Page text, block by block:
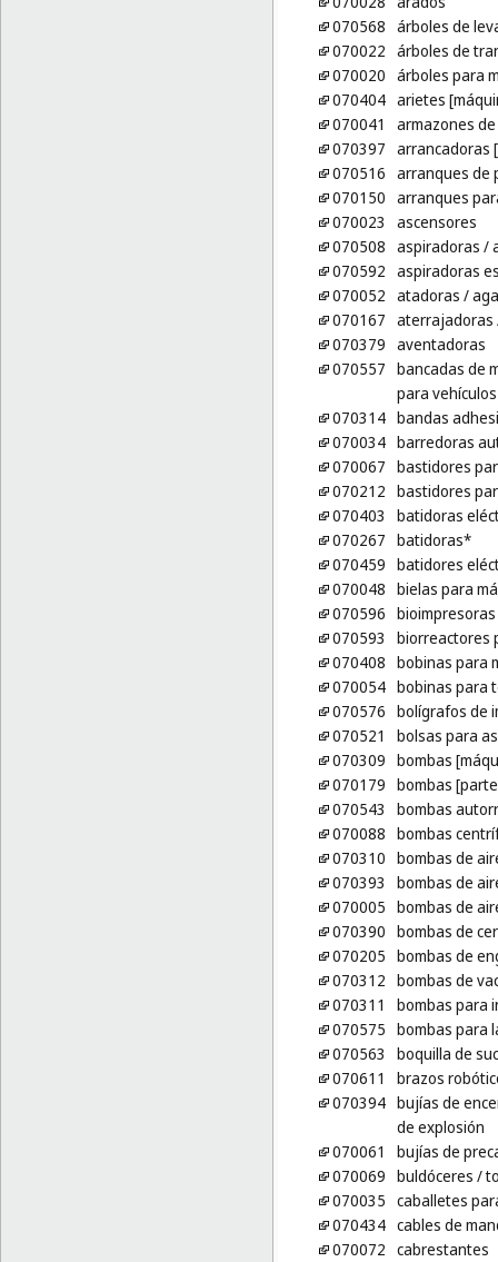
070568 árboles de
070022 árboles de
070020 árboles para
070404 arietes
070041
armazones
070397 arrancadoras
070516 arranques de
070150 arranques
070023
ascensores
070508 aspiradoras /
070592 aspiradoras
070052 atadoras /
070167 aterrajadoras
070379 aventadoras
070557 bancadas de
para
070314 bandas
070034 barredoras
070067 bastidores
070212 bastidores
070403
batidoras
070267 batidoras*
070459 batidores
070048 bielas para
070596 bioimpresoras
070593
biorreactores
070408 bobinas para
070054 bobinas para
070576 bolígrafos de
070521
bolsas para
070309 bombas
070179 bombas
070543
bombas
070088 bombas
070310 bombas de
070393
bombas de
070005 bombas de
070390 bombas de
070205 bombas de
070312 bombas de
070311
bombas para
070575 bombas para
070563
boquilla de
070611
brazos
070394 bujías de
de explosión
070061
bujías de
070069 buldóceres /
070035 caballetes
070434 cables de
070072 cabrestantes